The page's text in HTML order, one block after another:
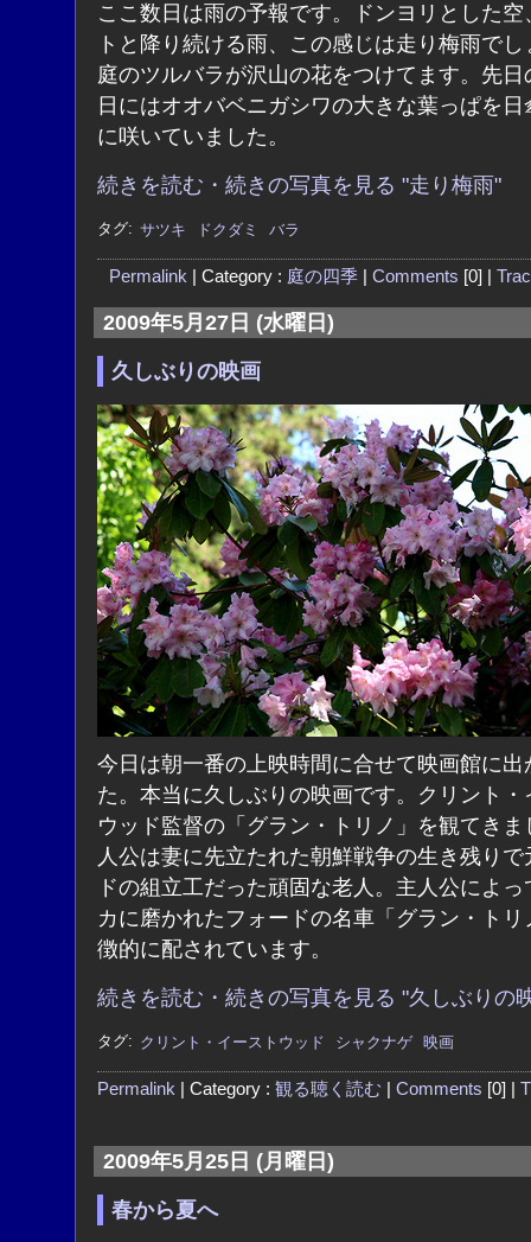
ここ数日は雨の予報です。ドンヨリとした空
トと降り続ける雨、この感じは走り梅雨でし
庭のツルバラが沢山の花をつけてます。先日
日にはオオバベニガシワの大きな葉っぱを日
に咲いていました。
続きを読む・続きの写真を見る "走り梅雨"
タグ: サツキ ドクダミ バラ
Permalink | Category : 庭の四季| Comments [0] |
2009年5月27日 (水曜日)
久しぶりの映画
今日は朝一番の上映時間に合せて映画館に出
た。本当に久しぶりの映画です。クリント・
ウッド監督の「グラン・トリノ」を観てきま
人公は妻に先立たれた朝鮮戦争の生き残りで
ドの組立工だった頑固な老人。主人公によっ
カに磨かれたフォードの名車「グラン・トリ
徴的に配されています。
続きを読む・続きの写真を見る "久しぶりの
タグ: クリント・イーストウッド シャクナゲ 映画
Permalink | Category : 観る聴く読む Comments [0] |
2009年5月25日 (月曜日)
春から夏へ